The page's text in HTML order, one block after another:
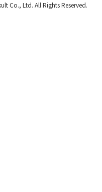
Co., Ltd. All Rights Reserved.